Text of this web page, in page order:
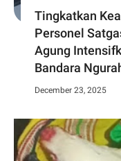
Tingkatkan
Personel
Agung
Bandara
December 23, 2025